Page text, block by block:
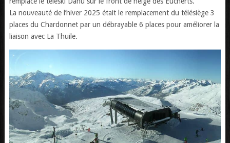
La nouveauté de l’hiver 2025 était le remplacement du télésiège 3
places du Chardonnet par un débrayable 6 places pour améliorer la
liaison avec La Thuile.